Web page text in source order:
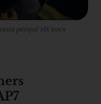
perquè els xocs